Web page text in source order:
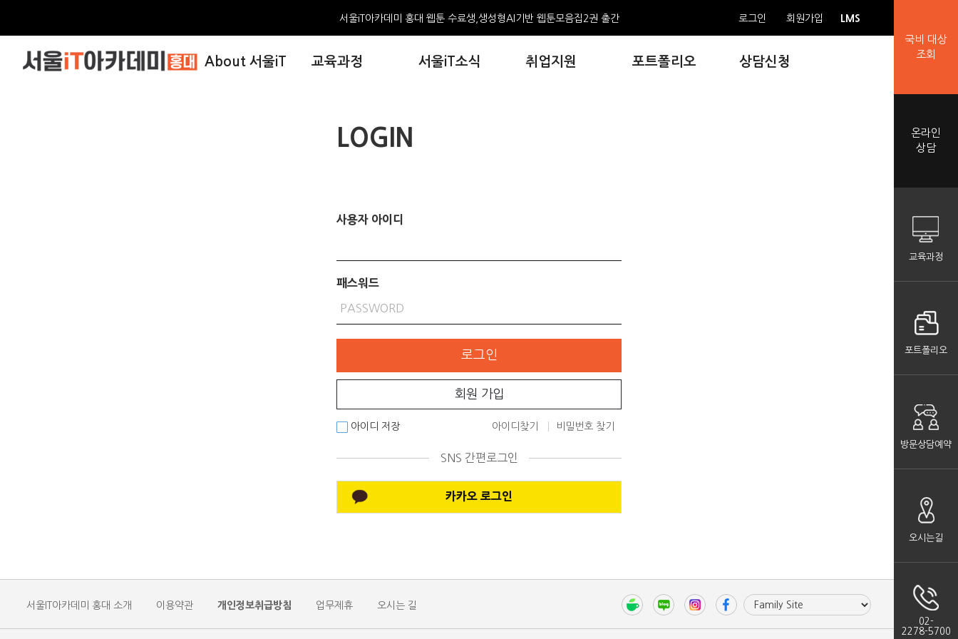
About 서울iT 교육과정 서울iT소식 취업지원 포트폴리오 상담신청
서울iT아카데미 홍대 웹툰 수료생,생성형AI기반 웹툰모음집2권 출간
서울iT아카데미 홍대 수료생, 한국콘텐츠진흥원 창작공모전 3편 선정
2024년 직업훈련 혁신사례 우수상 수상
로그인 회원가입
LMS
국비 대상
조회
온라인
상담
교육과정
포트폴리오
방문상담예약
오시는길
02-
2278-5700
LOGIN
사용자 아이디
패스워드
로그인
회원 가입
아이디 저장 아이디찾기 비밀번호 찾기
SNS 간편로그인
카카오 로그인
서울IT아카데미 홍대 소개 이용약관 개인정보취급방침 업무제휴 오시는 길